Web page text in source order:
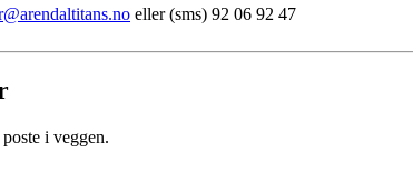
eller (sms) 92 06 92 47
i veggen.